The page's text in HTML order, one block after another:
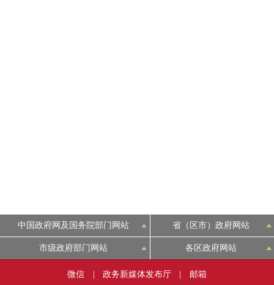
中国政府网及国务院部门网站 省（区市）政府网站
市级政府部门网站 各区政府网站
微信 政务新媒体发布厅 邮箱